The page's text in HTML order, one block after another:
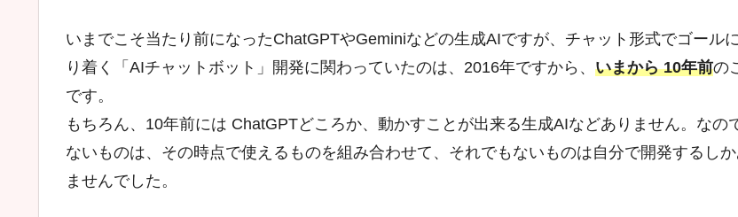
いまでこそ当たり前になったChatGPTやGeminiなどの生成AIですが、チャット形式でゴール
り着く「AIチャットボット」開発に関わっていたのは、2016年ですから、 いまから 10年前の
です。
もちろん、10年前には ChatGPTどころか、動かすことが出来る生成AIなどありません。なの
ないものは、その時点で使えるものを組み合わせて、それでもないものは自分で開発するしか
ませんでした。